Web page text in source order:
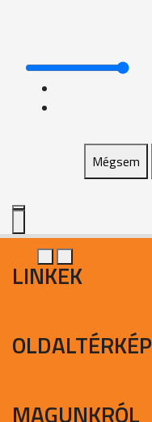
Mégsem
LINKEK
OLDALTÉRKÉP
MAGUNKRÓL